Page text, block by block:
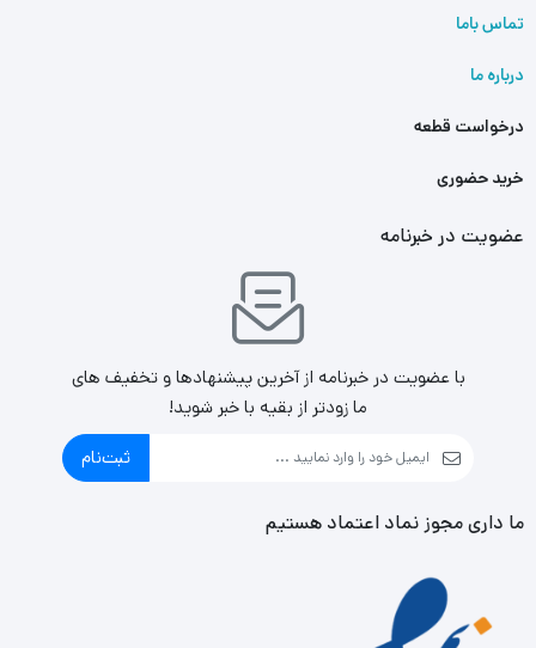
تماس باما
درباره ما
درخواست قطعه
خرید حضوری
عضویت در خبرنامه
با عضویت در خبرنامه از آخرین پیشنهادها و تخفیف های
ما زودتر از بقیه با خبر شوید!
ثبت‌نام
ما داری مجوز نماد اعتماد هستیم